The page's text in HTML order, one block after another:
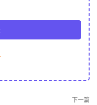
下一篇